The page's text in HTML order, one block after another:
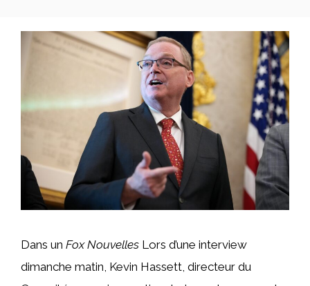
Dans un Fox Nouvelles Lors d’une interview
dimanche matin, Kevin Hassett, directeur du